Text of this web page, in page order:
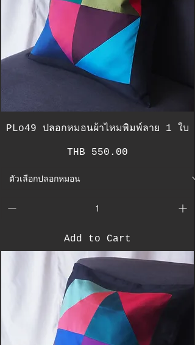
PLo49 ปลอกหมอนผ้าไหมพิมพ์ลาย 1 ใบ
Price
THB 550.00
Add to Cart